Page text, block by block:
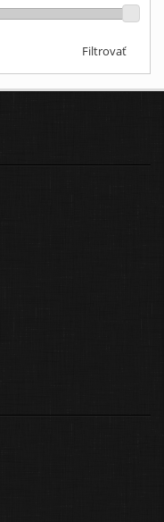
Filtrovať